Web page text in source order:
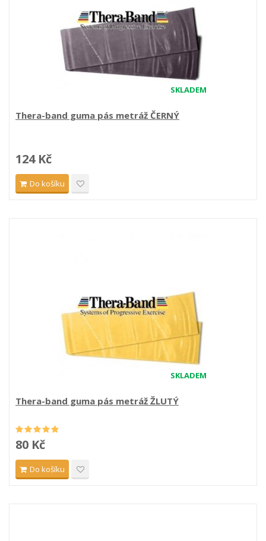
SKLADEM
Thera-band guma pás metráž ČERNÝ
124 Kč
Do košíku
SKLADEM
Thera-band guma pás metráž ŽLUTÝ
80 Kč
Do košíku